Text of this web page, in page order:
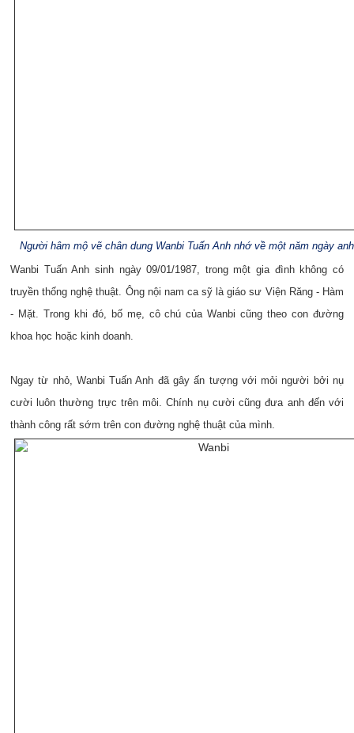
Người hâm mộ vẽ chân dung Wanbi Tuấn Anh nhớ về một năm ngày
Wanbi Tuấn Anh sinh ngày 09/01/1987, trong một gia đình không có
truyền thống nghệ thuật. Ông nội nam ca sỹ là giáo sư Viện Răng - Hàm
- Mặt. Trong khi đó, bố mẹ, cô chú của Wanbi cũng theo con đường
khoa học hoặc kinh doanh.
Ngay từ nhỏ, Wanbi Tuấn Anh đã gây ấn tượng với mỏi người bởi nụ
cười luôn thường trực trên môi. Chính nụ cười cũng đưa anh đến với
thành công rất sớm trên con đường nghệ thuật của mình.